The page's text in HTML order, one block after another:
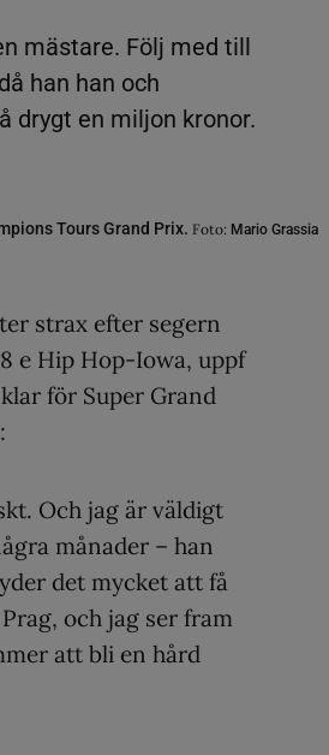
mästare. Följ med till
han han och
drygt en miljon kronor.
Tours Grand Prix. Foto: Mario Grassia
strax efter segern
e Hip Hop-Iowa, uppf
för Super Grand
Och jag är väldigt
månader – han
det mycket att få
och jag ser fram
att bli en hård